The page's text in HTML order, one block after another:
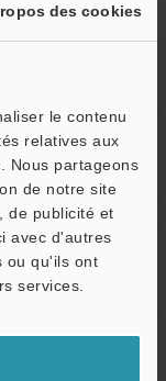
des cookies
le contenu
relatives aux
Nous partageons
de notre site
de publicité et
avec d'autres
ou qu'ils ont
services.
de fonctionnement
stockage